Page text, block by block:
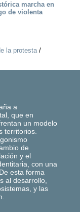
marcha en
de violenta
la protesta/
a
que en
un modelo
territorios.
de
y el
con una
esta forma
al desarrollo,
y las